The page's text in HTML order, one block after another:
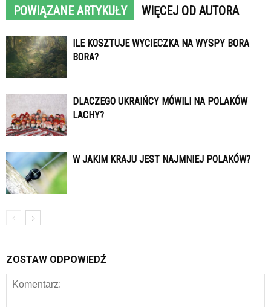
POWIĄZANE ARTYKUŁY WIĘCEJ OD AUTORA
ILE KOSZTUJE WYCIECZKA NA WYSPY BORA
BORA?
DLACZEGO UKRAIŃCY MÓWILI NA POLAKÓW
LACHY?
W JAKIM KRAJU JEST NAJMNIEJ POLAKÓW?
ZOSTAW ODPOWIEDŹ